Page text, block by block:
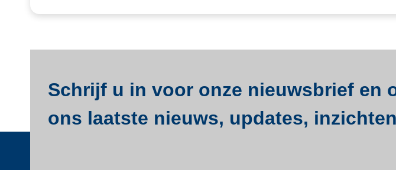
Schrijf u in voor onze nieuwsbrief en
ons laatste nieuws, updates,